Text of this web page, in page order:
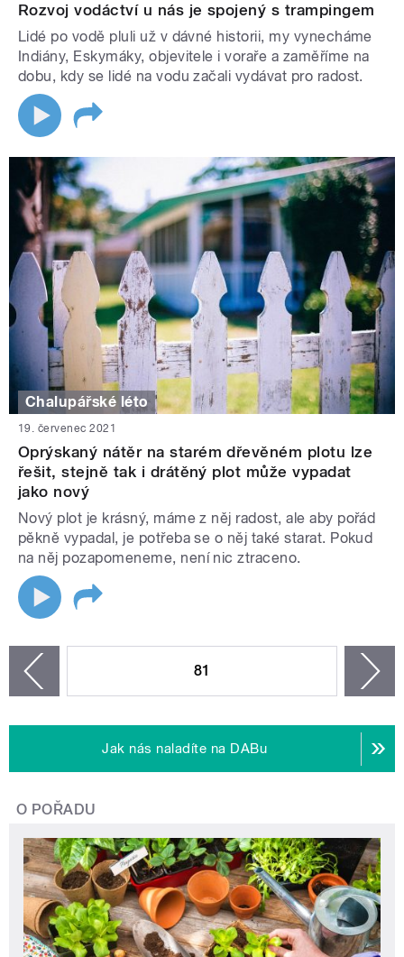
Rozvoj vodáctví u nás je spojený s trampingem
Lidé po vodě pluli už v dávné historii, my vynecháme
Indiány, Eskymáky, objevitele i voraře a zaměříme na
dobu, kdy se lidé na vodu začali vydávat pro radost.
Chalupářské léto
19. červenec 2021
Oprýskaný nátěr na starém dřevěném plotu lze
řešit, stejně tak i drátěný plot může vypadat
jako nový
Nový plot je krásný, máme z něj radost, ale aby pořád
pěkně vypadal, je potřeba se o něj také starat. Pokud
na něj pozapomeneme, není nic ztraceno.
81
Jak nás naladíte na DABu
O POŘADU